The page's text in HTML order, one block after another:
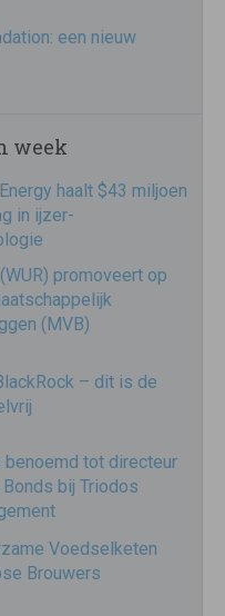
een nieuw
week
haalt $43 miljoen
in ijzer-
promoveert op
(MVB)
– dit is de
benoemd tot directeur
bij Triodos
Voedselketen
Brouwers